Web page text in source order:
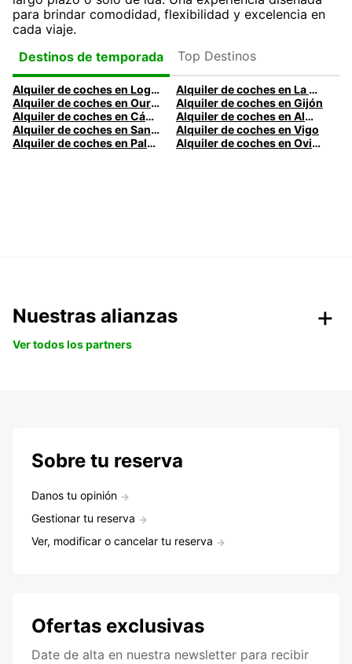
para brindar comodidad, flexibilidad y excelencia en
cada viaje.
Destinos de temporada
Top Destinos
Alquiler de coches en Logroño
Alquiler de coches en La Coruña
Alquiler de coches en Ourense
Alquiler de coches en Gijón
Alquiler de coches en Cádiz
Alquiler de coches en Almería
Alquiler de coches en Santander
Alquiler de coches en Vigo
Alquiler de coches en Palma
Alquiler de coches en Oviedo
Nuestras alianzas
Ver todos los partners
Sobre tu reserva
Danos tu opinión
Gestionar tu reserva
Ver, modificar o cancelar tu reserva
Ofertas exclusivas
Date de alta en nuestra newsletter para recibir